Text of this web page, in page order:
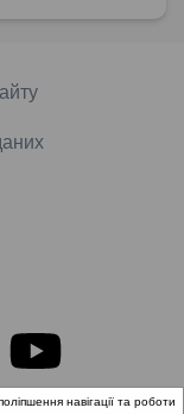
навігації та роботи